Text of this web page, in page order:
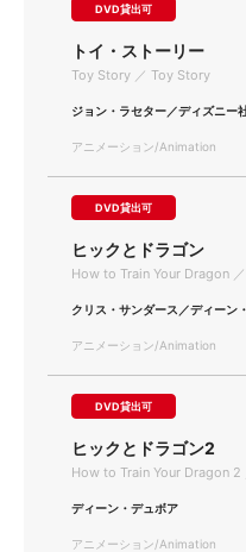
DVD貸出可
トイ・ストーリー
Toy Story ／ Toy Story
ジョン・ラセター／ディズニー
アニメーション/Animation
DVD貸出可
ヒックとドラゴン
How to Train Your Dragon
クリス・サンダース／ディーン
アニメーション/Animation
DVD貸出可
ヒックとドラゴン2
How to Train Your Dragon
ディーン・デュボア
アニメーション/Animation